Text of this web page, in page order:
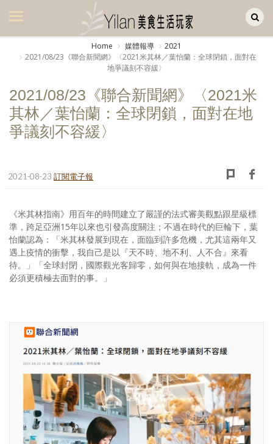
美食集
美飲集
廚房集
旅遊集
旅遊美食集
日記簿
餐桌週記
享樂隨手拍
照相簿
創意出版服務
歷史區
關於Yilan
個人著作
活動實況記錄
Home 媒體報導
2021
2021/08/23《聯合新聞網》〈2021米其林／葉怡蘭：全球閉鎖，面對在
地爭議刻不容緩〉
2021/08/23《聯合新聞網》〈2021米
其林／葉怡蘭：全球閉鎖，面對在地
爭議刻不容緩〉
2021-08-23 訂閱電子報
《米其林指南》用百年的時間建立了嚴謹的法式審美觀點跟星級標
準，跨足亞洲15年以來也引發高度關注；不過在時代的巨輪下，葉
怡蘭認為：「米其林發展到現在，面臨到許多危機，尤其這兩年又
遇上疫情的衝擊，我自己是以『天不時、地不利、人不合』來看
待。」「全球封閉，國際觀光客歸零，如何與在地接軌，成為一件
必須更積極去面對的事。」